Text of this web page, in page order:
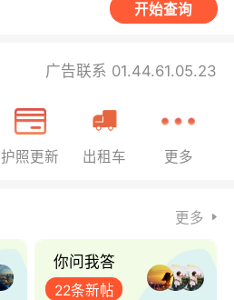
开始查询
广告联系 01.44.61.05.23
护照更新 出租车 更多
更多
你问我答
22条新帖